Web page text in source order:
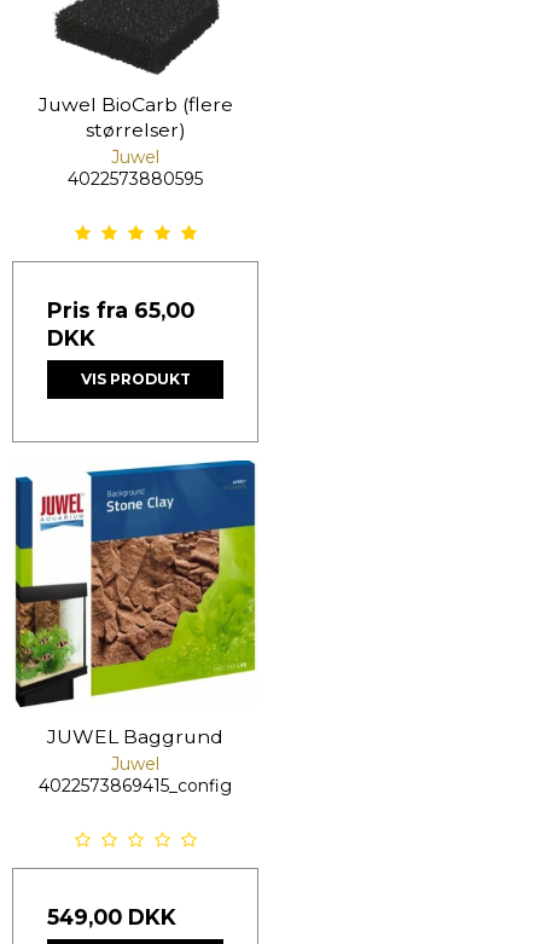
Juwel BioCarb (flere
størrelser)
Juwel
4022573880595
Pris fra 65,00
DKK
VIS PRODUKT
JUWEL Baggrund
Juwel
4022573869415_config
549,00 DKK